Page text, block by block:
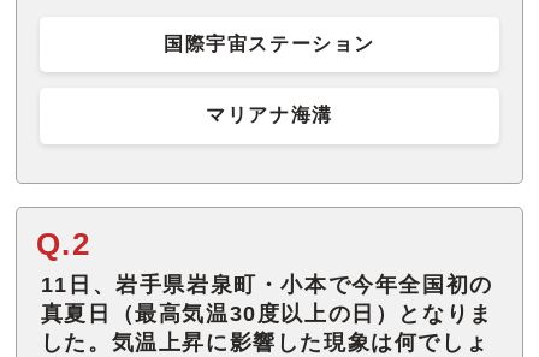
国際宇宙ステーション
マリアナ海溝
Q.2
11日、岩手県岩泉町・小本で今年全国初の
真夏日（最高気温30度以上の日）となりま
した。気温上昇に影響した現象は何でしょ